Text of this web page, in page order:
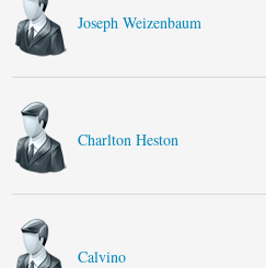
Joseph Weizenbaum
Charlton Heston
Calvino